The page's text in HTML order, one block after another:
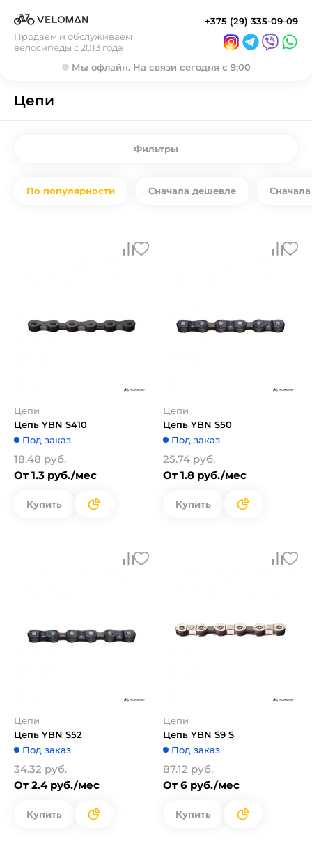
Продаем и обслуживаем
велосипеды с 2013 года
+375 (29) 335-09-09
Мы офлайн. На связи сегодня с 9:00
Цепи
Фильтры
По популярности Сначала дешевле
Цепи
Цепь YBN S410
Под заказ
18.48 руб.
От 1.3 руб./мес
Купить
Цепи
Цепь YBN S50
Под заказ
25.74 руб.
От 1.8 руб./мес
Купить
Цепи
Цепь YBN S52
Под заказ
34.32 руб.
От 2.4 руб./мес
Купить
Цепи
Цепь YBN S9 S
Под заказ
87.12 руб.
От 6 руб./мес
Купить